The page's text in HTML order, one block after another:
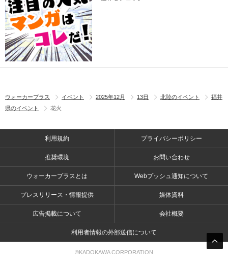
ウォーカープラス イベント 2025年12月 13日 北陸のイベント
福井
県のイベント
花火
利用規約 プライバシーポリシー
推奨環境 お問い合わせ
ウォーカープラスとは Webプッシュ通知について
プレスリリース・情報提供 媒体資料
広告掲載について 会社概要
利用者情報の外部送信について
©KADOKAWA CORPORATION